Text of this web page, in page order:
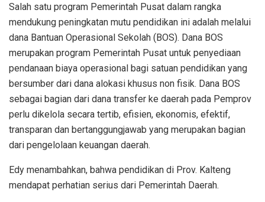
Salah satu program Pemerintah Pusat dalam rangka
mendukung peningkatan mutu pendidikan ini adalah melalui
dana Bantuan Operasional Sekolah (BOS). Dana BOS
merupakan program Pemerintah Pusat untuk penyediaan
pendanaan biaya operasional bagi satuan pendidikan yang
bersumber dari dana alokasi khusus non fisik. Dana BOS
sebagai bagian dari dana transfer ke daerah pada Pemprov
perlu dikelola secara tertib, efisien, ekonomis, efektif,
transparan dan bertanggungjawab yang merupakan bagian
dari pengelolaan keuangan daerah.
Edy menambahkan, bahwa pendidikan di Prov. Kalteng
mendapat perhatian serius dari Pemerintah Daerah.